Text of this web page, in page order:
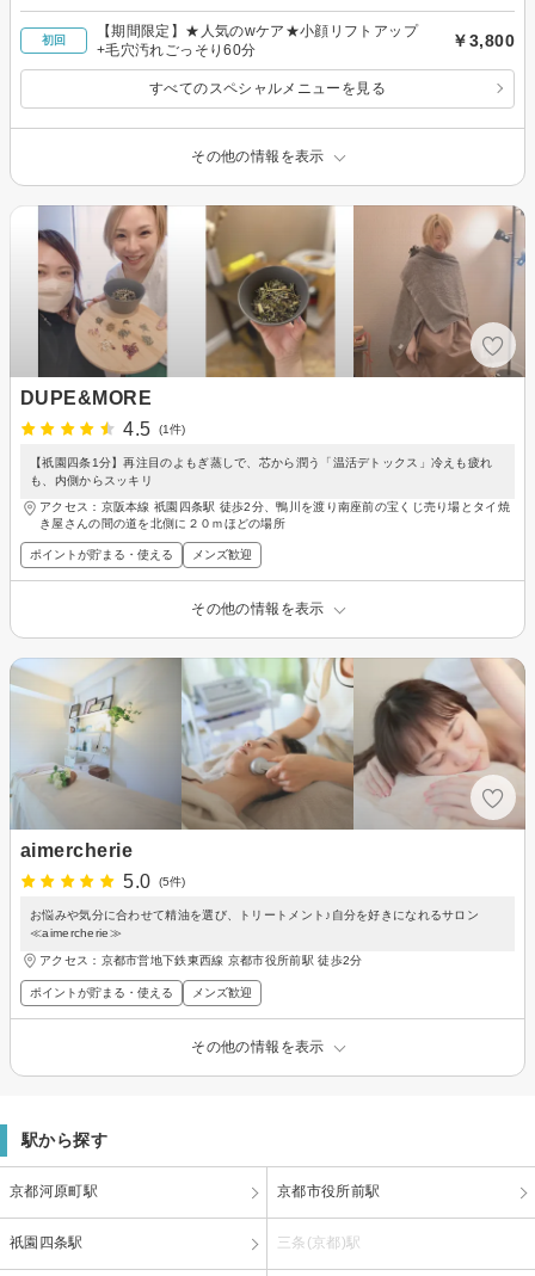
初回
【期間限定】★人気のwケア★小顔リフトアップ
+毛穴汚れごっそり60分
￥3,800
すべてのスペシャルメニューを見る
その他の情報を表示
DUPE&MORE
4.5
(1件)
【祇園四条1分】再注目のよもぎ蒸しで、芯から潤う「温活デトックス」冷えも疲れ
も、内側からスッキリ
アクセス：京阪本線 祇園四条駅 徒歩2分、鴨川を渡り南座前の宝くじ売り場とタイ焼
き屋さんの間の道を北側に２０ｍほどの場所
ポイントが貯まる・使える メンズ歓迎
その他の情報を表示
aimercherie
5.0
(5件)
お悩みや気分に合わせて精油を選び、トリートメント♪自分を好きになれるサロン
≪aimercherie≫
アクセス：京都市営地下鉄東西線 京都市役所前駅 徒歩2分
ポイントが貯まる・使える メンズ歓迎
その他の情報を表示
駅から探す
京都河原町駅 京都市役所前駅
祇園四条駅 三条(京都)駅